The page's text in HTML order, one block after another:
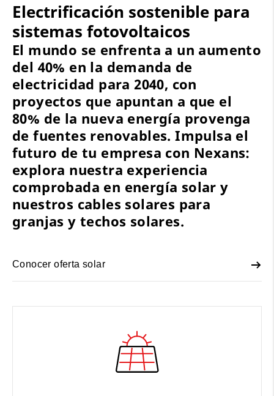
Electrificación sostenible para
sistemas fotovoltaicos
El mundo se enfrenta a un aumento
del 40% en la demanda de
electricidad para 2040, con
proyectos que apuntan a que el
80% de la nueva energía provenga
de fuentes renovables. Impulsa el
futuro de tu empresa con Nexans:
explora nuestra experiencia
comprobada en energía solar y
nuestros cables solares para
granjas y techos solares.
Conocer oferta solar